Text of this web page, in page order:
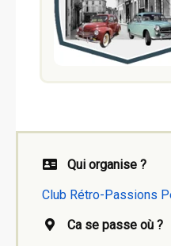
Qui organise ?
Club Rétro-Passions
Ca se passe où ?